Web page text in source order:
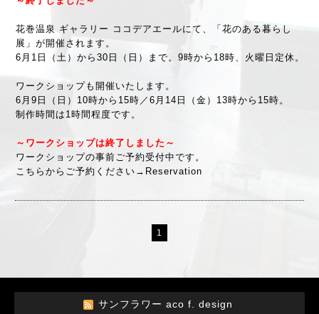
花巻温泉 ギャラリー ココデアエールにて、「花のある暮らし
展」が開催されます。
6月1日（土）から30日（日）まで。9時から18時、火曜日定休。
ワークショップも開催いたします。
6月9日（日）10時から15時／6月14日（金）13時から15時。
制作時間は1時間程度です。
～ワークショップは終了しました～
ワークショップの事前ご予約受付中です。
こちらからご予約ください→ Reservation
1
サンフラワー aco f. design